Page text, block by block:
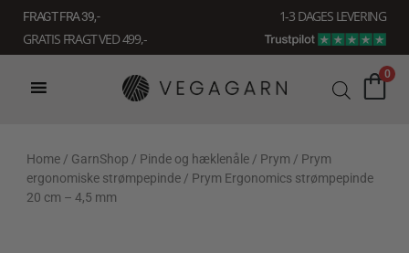
indholdet
FRAGT FRA 39, -
1-3 DAGES LEVERING
GRATIS FRAGT VED 499,-
0
Home / GarnShop / Pinde og hæklenåle / Prym / Prym
ergonomiske strømpepinde / Prym Ergonomics strømpepinde
20 cm – 4,5 mm